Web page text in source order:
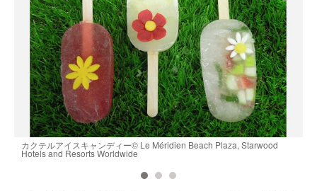
カクテルアイスキャンディー© Le Méridien Beach Plaza, Starwood
Hotels and Resorts Worldwide